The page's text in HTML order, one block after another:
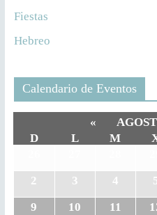
Fiestas
Hebreo
Calendario de Eventos
«
D
L M
2
3 4 5
9
10 11